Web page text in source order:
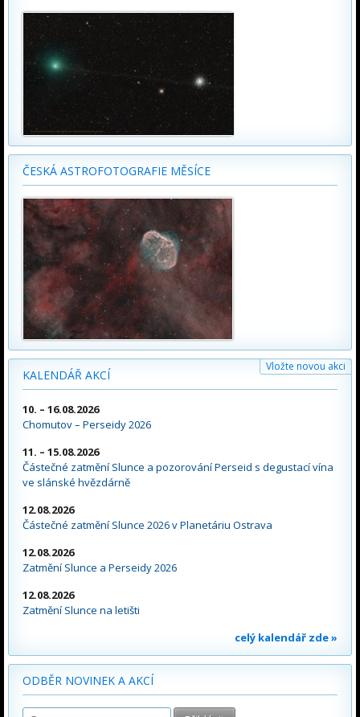
ČESKÁ ASTROFOTOGRAFIE MĚSÍCE
KALENDÁŘ AKCÍ
Vložte novou akci
10. – 16.08.2026
Chomutov – Perseidy 2026
11. – 15.08.2026
Částečné zatmění Slunce a pozorování Perseid s degustací vína
ve slánské hvězdárně
12.08.2026
Částečné zatmění Slunce 2026 v Planetáriu Ostrava
12.08.2026
Zatmění Slunce a Perseidy 2026
12.08.2026
Zatmění Slunce na letišti
celý kalendář zde »
ODBĚR NOVINEK A AKCÍ